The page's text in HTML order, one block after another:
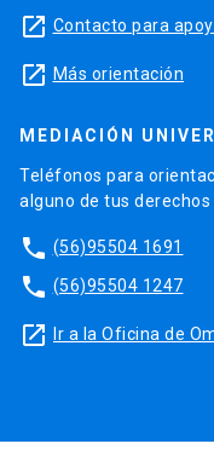
launch Contacto para
launch Más orientación
MEDIACIÓN
Teléfonos para
alguno de tus
phone (56)95504 1691
phone (56)95504 1247
launch Ir a la Oficina de